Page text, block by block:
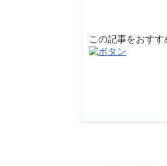
この記事をおす